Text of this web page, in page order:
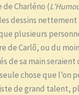
Charléno (
dessins nettement
plusieurs
de Carlõ, ou du
de sa main
chose que l’on
de grand talent,